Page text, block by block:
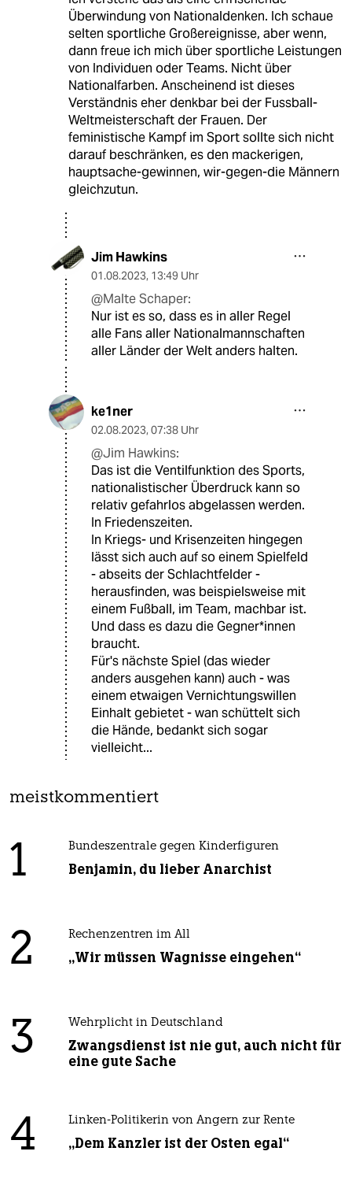
Überwindung von Nationaldenken. Ich schaue
selten sportliche Großereignisse, aber wenn,
dann freue ich mich über sportliche Leistungen
von Individuen oder Teams. Nicht über
Nationalfarben. Anscheinend ist dieses
Verständnis eher denkbar bei der Fussball-
Weltmeisterschaft der Frauen. Der
feministische Kampf im Sport sollte sich nicht
darauf beschränken, es den mackerigen,
hauptsache-gewinnen, wir-gegen-die Männern
gleichzutun.
Jim Hawkins
01.08.2023, 13:49 Uhr
@Malte Schaper:
Nur ist es so, dass es in aller Regel
alle Fans aller Nationalmannschaften
aller Länder der Welt anders halten.
ke1ner
02.08.2023, 07:38 Uhr
@Jim Hawkins:
Das ist die Ventilfunktion des Sports,
nationalistischer Überdruck kann so
relativ gefahrlos abgelassen werden.
In Friedenszeiten.
In Kriegs- und Krisenzeiten hingegen
lässt sich auch auf so einem Spielfeld
- abseits der Schlachtfelder -
herausfinden, was beispielsweise mit
einem Fußball, im Team, machbar ist.
Und dass es dazu die Gegner*innen
braucht.
Für's nächste Spiel (das wieder
anders ausgehen kann) auch - was
einem etwaigen Vernichtungswillen
Einhalt gebietet - wan schüttelt sich
die Hände, bedankt sich sogar
vielleicht...
meistkommentiert
1 Bundeszentrale gegen Kinderfiguren
Benjamin, du lieber Anarchist
2 Rechenzentren im All
„Wir müssen Wagnisse eingehen“
3 Wehrplicht in Deutschland
Zwangsdienst ist nie gut, auch nicht für
eine gute Sache
4 Linken-Politikerin von Angern zur Rente
„Dem Kanzler ist der Osten egal“